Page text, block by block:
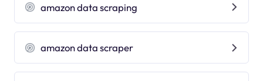
amazon data scraping
amazon data scraper